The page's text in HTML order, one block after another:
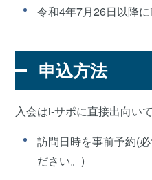
令和4年7月26日以降
申込方法
入会はi-サポに直接出向い
訪問日時を事前予約(
ださい。)